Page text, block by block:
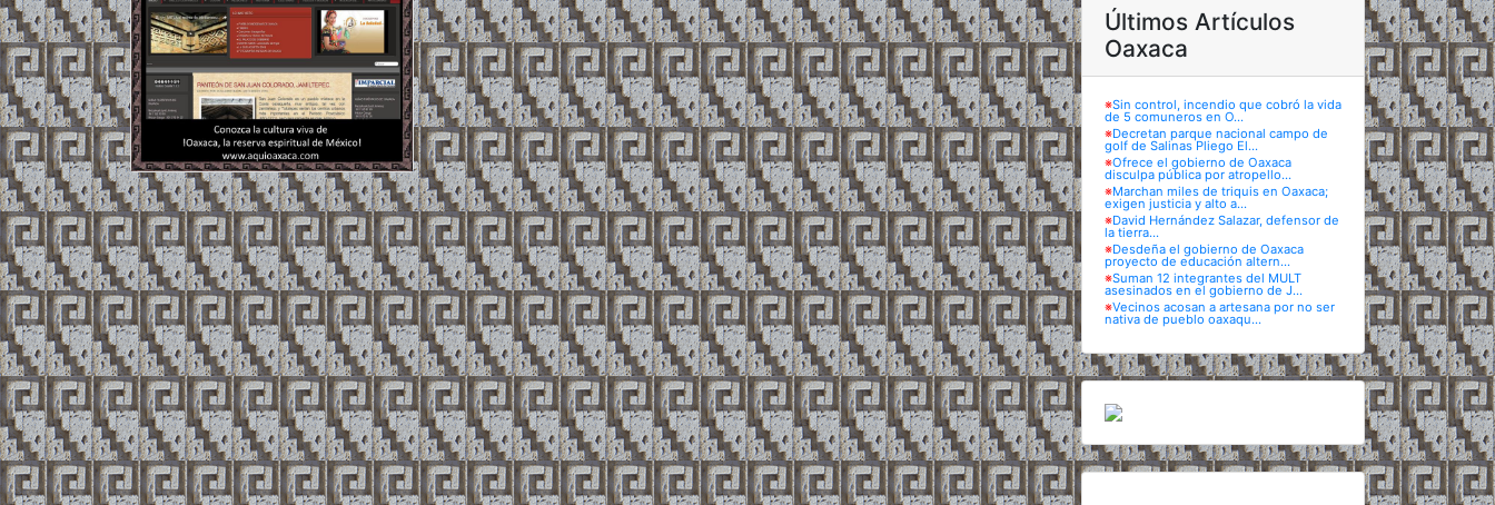
Últimos Artículos
Oaxaca
※Sin control, incendio que cobró la vida
de 5 comuneros en O...
※Decretan parque nacional campo de
golf de Salinas Pliego El...
※Ofrece el gobierno de Oaxaca
disculpa pública por atropello...
※Marchan miles de triquis en Oaxaca;
exigen justicia y alto a...
※David Hernández Salazar, defensor de
la tierra...
※Desdeña el gobierno de Oaxaca
proyecto de educación altern...
※Suman 12 integrantes del MULT
asesinados en el gobierno de J...
※Vecinos acosan a artesana por no ser
nativa de pueblo oaxaqu...